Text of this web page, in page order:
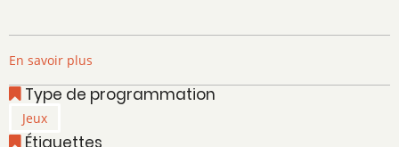
En savoir plus
des
!
Type de programmation
Jeux
Étiquettes